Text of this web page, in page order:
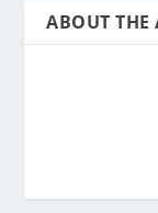
ABOUT THE